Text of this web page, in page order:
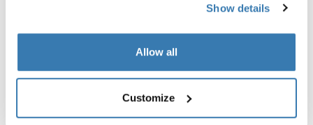
Show details
Allow all
Customize
Thule сотрудничает с поставщиками,
приверженными принципам устойчивого развития
и справедливых условий труда. Наши инициативы
включают в себя программу «Право на бег»,
волонтерскую деятельность, гранты и
пожертвования продуктов. Эти усилия отражают
нашу неизменную приверженность социальной